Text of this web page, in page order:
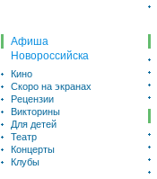
Афиша
Новороссийска
Кино
Скоро на экранах
Рецензии
Викторины
Для детей
Театр
Концерты
Клубы